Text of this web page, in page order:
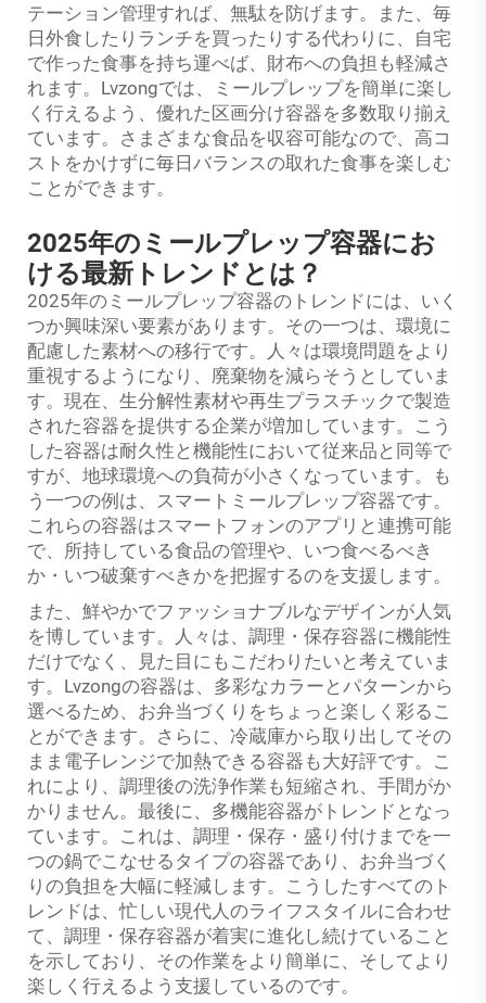
テーション管理すれば、無駄を防げます。また、毎
日外食したりランチを買ったりする代わりに、自宅
で作った食事を持ち運べば、財布への負担も軽減さ
れます。Lvzongでは、ミールプレップを簡単に楽し
く行えるよう、優れた区画分け容器を多数取り揃え
ています。さまざまな食品を収容可能なので、高コ
ストをかけずに毎日バランスの取れた食事を楽しむ
ことができます。
2025年のミールプレップ容器にお
ける最新トレンドとは？
2025年のミールプレップ容器のトレンドには、いく
つか興味深い要素があります。その一つは、環境に
配慮した素材への移行です。人々は環境問題をより
重視するようになり、廃棄物を減らそうとしていま
す。現在、生分解性素材や再生プラスチックで製造
された容器を提供する企業が増加しています。こう
した容器は耐久性と機能性において従来品と同等で
すが、地球環境への負荷が小さくなっています。も
う一つの例は、スマートミールプレップ容器です。
これらの容器はスマートフォンのアプリと連携可能
で、所持している食品の管理や、いつ食べるべき
か・いつ破棄すべきかを把握するのを支援します。
また、鮮やかでファッショナブルなデザインが人気
を博しています。人々は、調理・保存容器に機能性
だけでなく、見た目にもこだわりたいと考えていま
す。Lvzongの容器は、多彩なカラーとパターンから
選べるため、お弁当づくりをちょっと楽しく彩るこ
とができます。さらに、冷蔵庫から取り出してその
まま電子レンジで加熱できる容器も大好評です。こ
れにより、調理後の洗浄作業も短縮され、手間がか
かりません。最後に、多機能容器がトレンドとなっ
ています。これは、調理・保存・盛り付けまでを一
つの鍋でこなせるタイプの容器であり、お弁当づく
りの負担を大幅に軽減します。こうしたすべてのト
レンドは、忙しい現代人のライフスタイルに合わせ
て、調理・保存容器が着実に進化し続けていること
を示しており、その作業をより簡単に、そしてより
楽しく行えるよう支援しているのです。